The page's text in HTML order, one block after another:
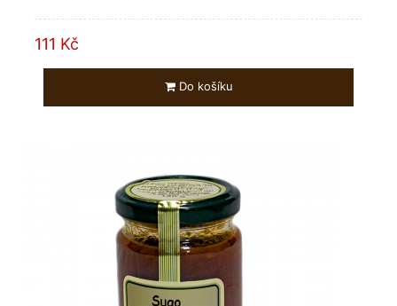
111 Kč
Do košíku